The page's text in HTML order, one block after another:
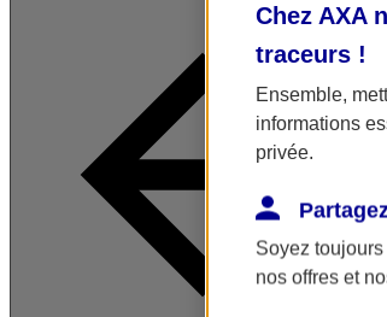
Chez AXA
traceurs !
Ensemble,
informations
privée.
Soyez
nos offres et